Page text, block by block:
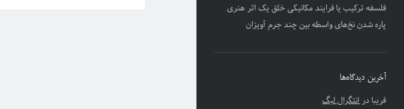
فلسفه ترکیب یا فرایند مکانیکی خلق یک اثر هنری
پاره شدن نخ‌های واسطه بین چند جرم آویزان
آخرین دیدگاه‌ها
فریبادرانتگرال لبگ